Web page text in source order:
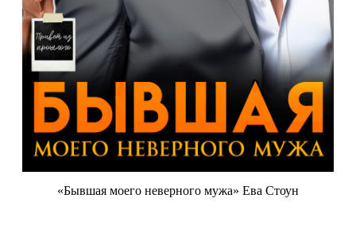
«Бывшая моего неверного мужа» Ева Стоун